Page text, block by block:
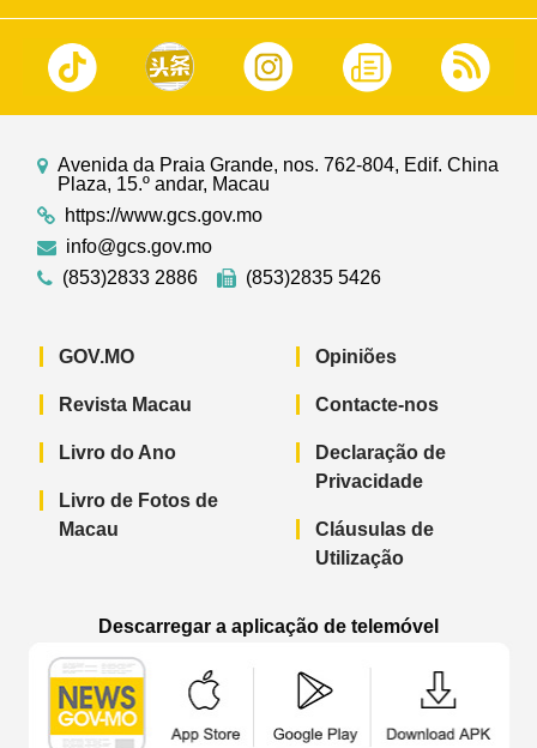
Avenida da Praia Grande, nos. 762-804, Edif. China
Plaza, 15.º andar, Macau
https://www.gcs.gov.mo
info@gcs.gov.mo
(853)2833 2886
(853)2835 5426
GOV.MO
Revista Macau
Livro do Ano
Livro de Fotos de
Macau
Opiniões
Contacte-nos
Declaração de
Privacidade
Cláusulas de
Utilização
Descarregar a aplicação de telemóvel